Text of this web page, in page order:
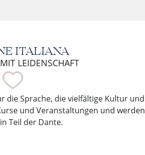
ITALIANA
LEIDENSCHAFT
die Sprache, die vielfältige Kultur und
und Veranstaltungen und werden
Teil der Dante.